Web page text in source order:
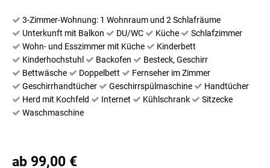
3-Zimmer-Wohnung: 1 Wohnraum und 2 Schlafräume
Unterkunft mit Balkon
DU/WC Küche
Schlafzimmer
Wohn- und Esszimmer mit Küche
Kinderbett
Kinderhochstuhl
Backofen
Besteck, Geschirr
Bettwäsche
Doppelbett
Fernseher im Zimmer
Geschirrhandtücher
Geschirrspülmaschine
Handtücher
Herd mit Kochfeld
Internet Kühlschrank
Sitzecke
Waschmaschine
ab 99,00 €